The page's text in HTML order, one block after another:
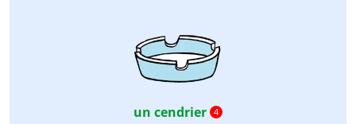
un cendrier 4